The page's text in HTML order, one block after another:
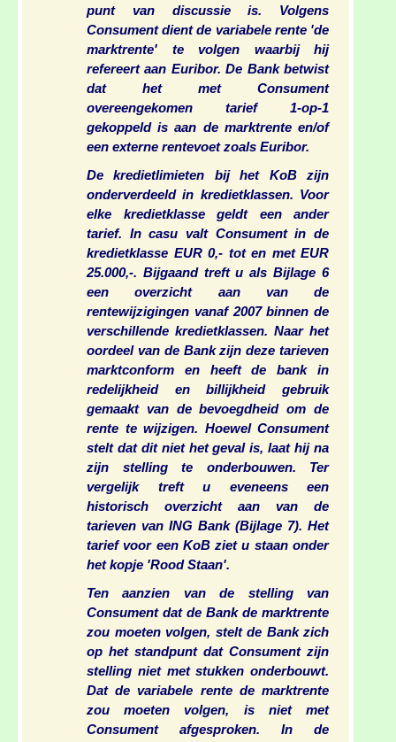
punt van discussie is. Volgens
Consument dient de variabele rente 'de
marktrente' te volgen waarbij hij
refereert aan Euribor. De Bank betwist
dat het met Consument
overeengekomen tarief 1-op-1
gekoppeld is aan de marktrente en/of
een externe rentevoet zoals Euribor.
De kredietlimieten bij het KoB zijn
onderverdeeld in kredietklassen. Voor
elke kredietklasse geldt een ander
tarief. In casu valt Consument in de
kredietklasse EUR 0,- tot en met EUR
25.000,-. Bijgaand treft u als Bijlage 6
een overzicht aan van de
rentewijzigingen vanaf 2007 binnen de
verschillende kredietklassen. Naar het
oordeel van de Bank zijn deze tarieven
marktconform en heeft de bank in
redelijkheid en billijkheid gebruik
gemaakt van de bevoegdheid om de
rente te wijzigen. Hoewel Consument
stelt dat dit niet het geval is, laat hij na
zijn stelling te onderbouwen. Ter
vergelijk treft u eveneens een
historisch overzicht aan van de
tarieven van ING Bank (Bijlage 7). Het
tarief voor een KoB ziet u staan onder
het kopje 'Rood Staan'.
Ten aanzien van de stelling van
Consument dat de Bank de marktrente
zou moeten volgen, stelt de Bank zich
op het standpunt dat Consument zijn
stelling niet met stukken onderbouwt.
Dat de variabele rente de marktrente
zou moeten volgen, is niet met
Consument afgesproken. In de